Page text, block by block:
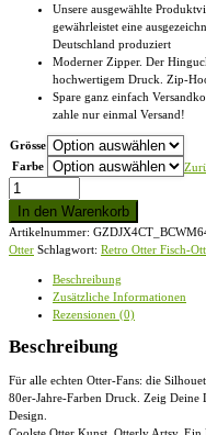
Unsere ausgewählte
gewährleistet eine
Deutschland produziert
Moderner Zipper. Der
hochwertigem Druck. Zip-
Spare ganz einfach
zahle nur einmal Versand!
Grösse
Farbe
Retro
Otter
Fisch-
Otter
Silhouette
In den Warenkorb
Artikelnummer:
Otter Schlagwort: Retro Otter Fisch-
Beschreibung
Zusätzliche Informationen
Rezensionen (0)
Beschreibung
Für alle echten Otter-Fans: die
80er-Jahre-Farben Druck. Zeig
Design.